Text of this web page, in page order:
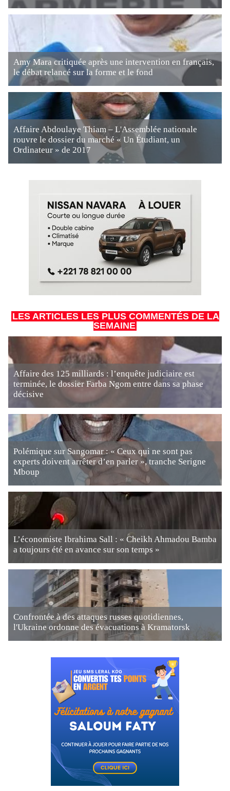
Amy Mara critiquée après une intervention en français,
le débat relancé sur la forme et le fond
Affaire Abdoulaye Thiam – L'Assemblée nationale
rouvre le dossier du marché « Un Étudiant, un
Ordinateur » de 2017
LES ARTICLES LES PLUS COMMENTÉS DE LA
SEMAINE
Affaire des 125 milliards : l’enquête judiciaire est
terminée, le dossier Farba Ngom entre dans sa phase
décisive
Polémique sur Sangomar : « Ceux qui ne sont pas
experts doivent arrêter d’en parler », tranche Serigne
Mboup
L’économiste Ibrahima Sall : « Cheikh Ahmadou Bamba
a toujours été en avance sur son temps »
Confrontée à des attaques russes quotidiennes,
l'Ukraine ordonne des évacuations à Kramatorsk